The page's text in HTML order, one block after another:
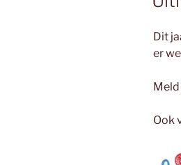
Dit
er
Meld
Ook